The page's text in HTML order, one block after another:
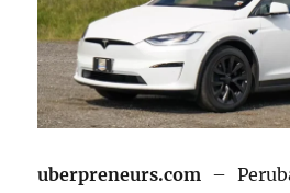
uberpreneurs.com –